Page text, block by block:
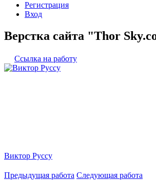
Регистрация
Вход
Верстка сайта "Thor
Ссылка на работу
Виктор Руссу
Предыдущая работа Следующая работа